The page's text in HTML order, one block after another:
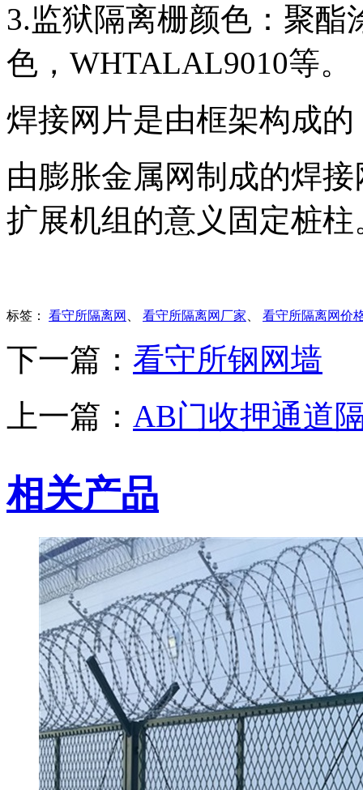
3.监狱隔离栅颜色：聚酯
色，WHTALAL9010等。
焊接网片是由框架构成
由膨胀金属网制成的焊
扩展机组的意义固定桩柱
标签： 看守所隔离网 、 看守所隔离网厂家、 看守所隔离网价
下一篇： 看守所钢网墙
上一篇： AB门收押通道
相关产品